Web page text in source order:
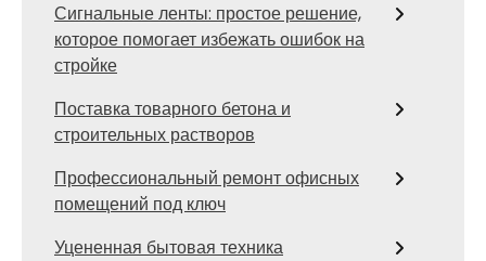
Сигнальные ленты: простое решение,
которое помогает избежать ошибок на
стройке
Поставка товарного бетона и
строительных растворов
Профессиональный ремонт офисных
помещений под ключ
Уцененная бытовая техника